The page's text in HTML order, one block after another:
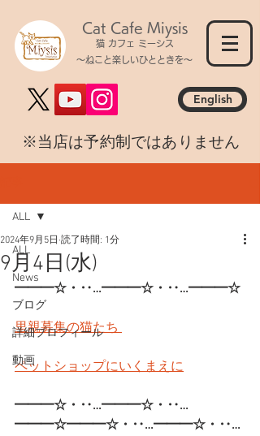
Cat Cafe Miysis
猫 カフェ ミーシス
～ねこと楽しいひとときを～
English
​※当店は予約制ではありません
ALL
News
ブログ
詳細プロフィール
動画
ALL
9月4日(水)
2024年9月5日 読了時間: 1分
━━━☆・‥…━━━☆・‥…━━━☆
里親募集の猫たち
ペットショップにいくまえに
━━━☆・‥…━━━☆・‥…
━━━☆━━━☆・‥…━━━☆・‥…